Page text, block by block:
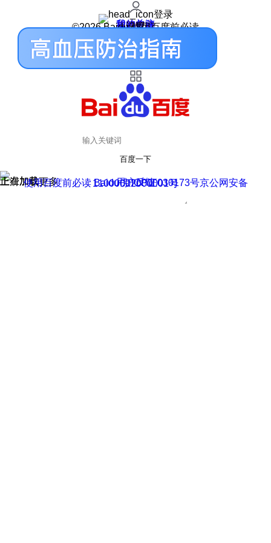
登录
我的关注
我的收藏
皮肤中心
用户反馈
设置
©2026 Baidu 使用百度前必读
百度一下
正在加载
上滑加载更多 用户反馈
使用百度前必读 Baidu 京ICP证030173号
京公网安备11000002000001号